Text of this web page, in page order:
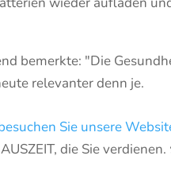
bemerkte: "Die
relevanter denn je.
Sie unsere
die Sie verdienen.